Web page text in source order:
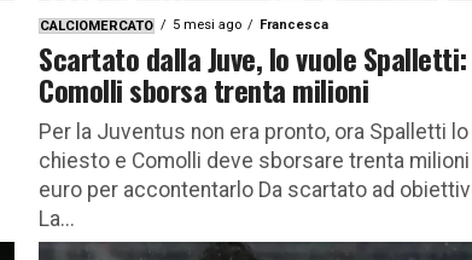
CALCIOMERCATO 5 mesi ago Francesca
Scartato dalla Juve, lo vuole Spalletti:
Comolli sborsa trenta milioni
Per la Juventus non era pronto, ora Spalletti lo
chiesto e Comolli deve sborsare trenta milioni
euro per accontentarlo Da scartato ad
La...